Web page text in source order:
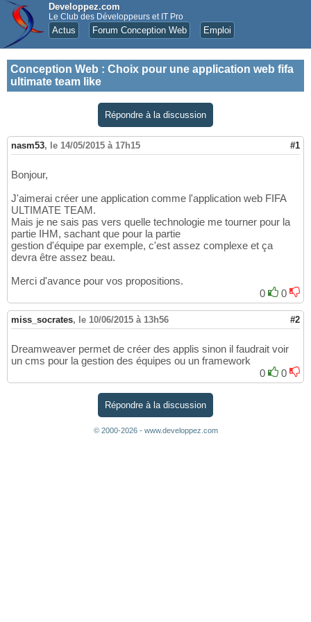
Developpez.com
Le Club des Développeurs et IT Pro
Actus Forum Conception Web Emploi
Conception Web : Choix pour une application web fifa
ultimate team like
Répondre à la discussion
nasm53, le 14/05/2015 à 17h15 #1
Bonjour,
J'aimerai créer une application comme l'application web FIFA
ULTIMATE TEAM.
Mais je ne sais pas vers quelle technologie me tourner pour la
partie IHM, sachant que pour la partie
gestion d'équipe par exemple, c'est assez complexe et ça
devra être assez beau.
Merci d'avance pour vos propositions.
0
0
miss_socrates, le 10/06/2015 à 13h56 #2
Dreamweaver permet de créer des applis sinon il faudrait voir
un cms pour la gestion des équipes ou un framework
0
0
Répondre à la discussion
© 2000-2026 - www.developpez.com